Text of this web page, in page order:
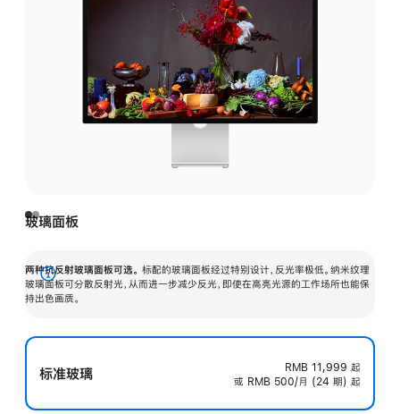
玻璃面板
两种抗反射玻璃面板可选。 标配的玻璃面板经过特别设计，反光率极低。纳米纹理
玻璃面板可分散反射光，从而进一步减少反光，即使在高亮光源的工作场所也能保
持出色画质。
展
开
标准玻璃 RMB 11,999 起
或 RMB 500/月 (24 期) 起